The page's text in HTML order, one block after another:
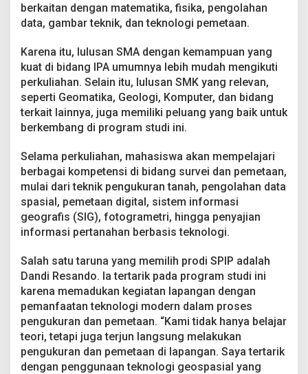
n
i
A
g
a
r
i
a
T
P
N
berkaitan dengan matematika, fisika, pengolahan
data, gambar teknik, dan teknologi pemetaan.
Karena itu, lulusan SMA dengan kemampuan yang
kuat di bidang IPA umumnya lebih mudah mengikuti
perkuliahan. Selain itu, lulusan SMK yang relevan,
seperti Geomatika, Geologi, Komputer, dan bidang
terkait lainnya, juga memiliki peluang yang baik untuk
berkembang di program studi ini.
Selama perkuliahan, mahasiswa akan mempelajari
berbagai kompetensi di bidang survei dan pemetaan,
mulai dari teknik pengukuran tanah, pengolahan data
spasial, pemetaan digital, sistem informasi
geografis (SIG), fotogrametri, hingga penyajian
informasi pertanahan berbasis teknologi.
Salah satu taruna yang memilih prodi SPIP adalah
Dandi Resando. Ia tertarik pada program studi ini
karena memadukan kegiatan lapangan dengan
pemanfaatan teknologi modern dalam proses
pengukuran dan pemetaan. “Kami tidak hanya belajar
teori, tetapi juga terjun langsung melakukan
pengukuran dan pemetaan di lapangan. Saya tertarik
dengan penggunaan teknologi geospasial yang